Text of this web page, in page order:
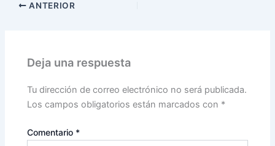
ANTERIOR
Deja una respuesta
Tu dirección de correo electrónico no será publicada.
Los campos obligatorios están marcados con *
Comentario *